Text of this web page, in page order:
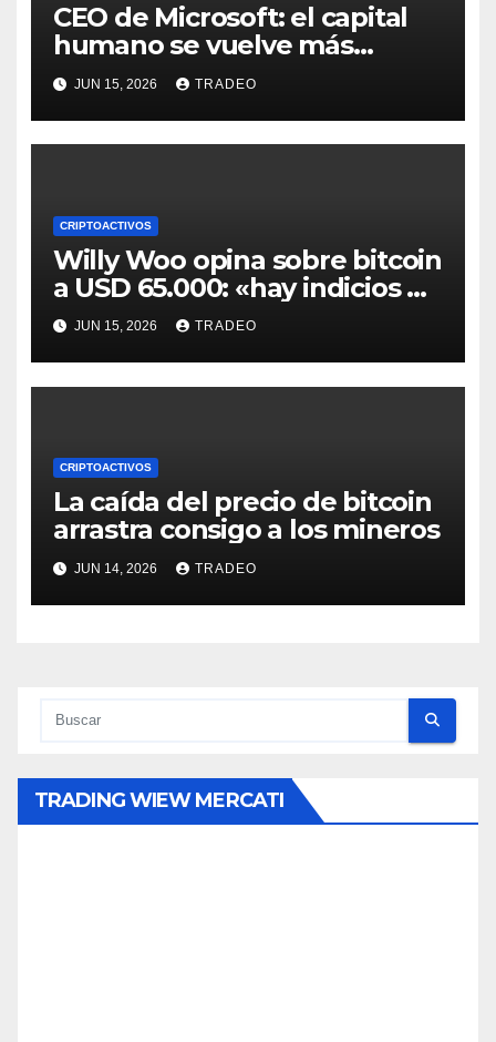
CEO de Microsoft: el capital
humano se vuelve más
valioso a medida que crece la
IA
JUN 15, 2026 TRADEO
CRIPTOACTIVOS
Willy Woo opina sobre bitcoin
a USD 65.000: «hay indicios de
posible divergencia alcista»
JUN 15, 2026 TRADEO
CRIPTOACTIVOS
La caída del precio de bitcoin
arrastra consigo a los mineros
JUN 14, 2026 TRADEO
TRADING WIEW MERCATI